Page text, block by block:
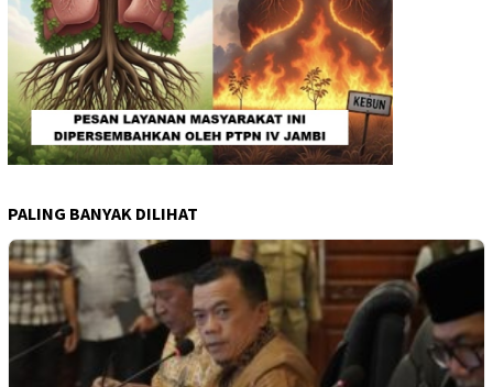
PALING BANYAK DILIHAT